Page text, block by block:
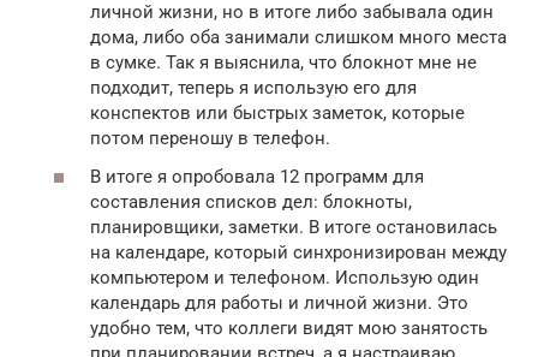
личной жизни, но в итоге либо забывала один
дома, либо оба занимали слишком много места
в сумке. Так я выяснила, что блокнот мне не
подходит, теперь я использую его для
конспектов или быстрых заметок, которые
потом переношу в телефон.
В итоге я опробовала 12 программ для
составления списков дел: блокноты,
планировщики, заметки. В итоге остановилась
на календаре, который синхронизирован между
компьютером и телефоном. Использую один
календарь для работы и личной жизни. Это
удобно тем, что коллеги видят мою занятость